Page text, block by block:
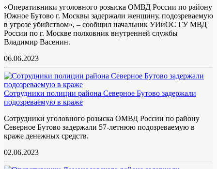
«Оперативники уголовного розыска ОМВД России по району
Южное Бутово г. Москвы задержали женщину, подозреваемую
в угрозе убийством», – сообщил начальник УИиОС ГУ МВД
России по г. Москве полковник внутренней службы
Владимир Васенин.
06.06.2023
Сотрудники полиции района Северное Бутово задержали
подозреваемую в краже
Сотрудники уголовного розыска ОМВД России по району
Северное Бутово задержали 57-летнюю подозреваемую в
краже денежных средств.
02.06.2023